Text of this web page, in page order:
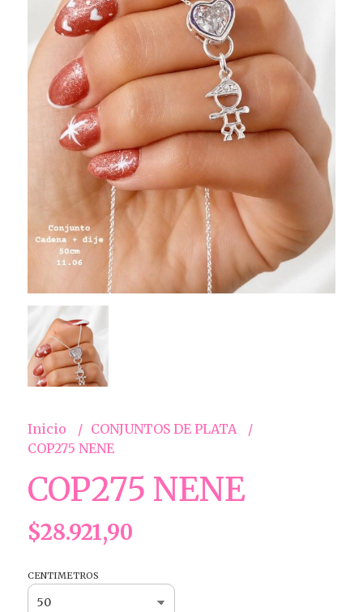
Inicio
CONJUNTOS DE PLATA
COP275 NENE
COP275 NENE
$28.921,90
CENTIMETROS